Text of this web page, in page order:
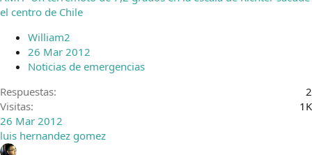
el centro de Chile
William2
26 Mar 2012
Noticias de emergencias
Respuestas
2
Visitas
1K
26 Mar 2012
luis hernandez gomez